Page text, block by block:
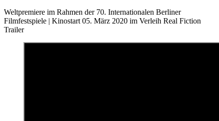
Weltpremiere im Rahmen der 70. Internationalen Berliner
Filmfestspiele | Kinostart 05. März 2020 im Verleih Real Fiction
Trailer